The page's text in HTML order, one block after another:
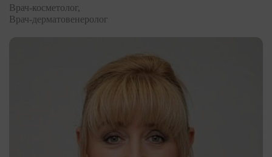
Врач-косметолог,
Врач-дерматовенеролог